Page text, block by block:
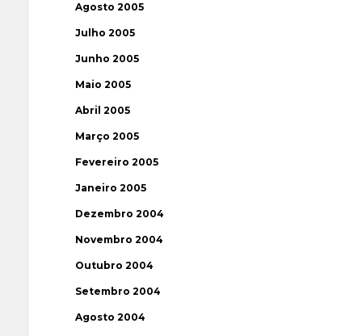
Agosto 2005
Julho 2005
Junho 2005
Maio 2005
Abril 2005
Março 2005
Fevereiro 2005
Janeiro 2005
Dezembro 2004
Novembro 2004
Outubro 2004
Setembro 2004
Agosto 2004